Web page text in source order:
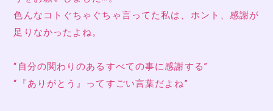
色んなコトぐちゃぐちゃ言ってた私は、ホント、感謝が
足りなかったよね。
“自分の関わりのあるすべての事に感謝する”
“『ありがとう』ってすごい言葉だよね”